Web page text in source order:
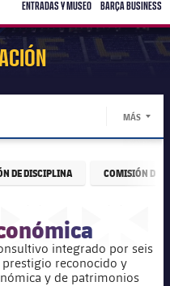
ENTRADAS Y MUSEO BARÇA BUSINESS
MÁS
DE DISCIPLINA COMISIÓN DE
integrado por seis
prestigio reconocido y
y de patrimonios